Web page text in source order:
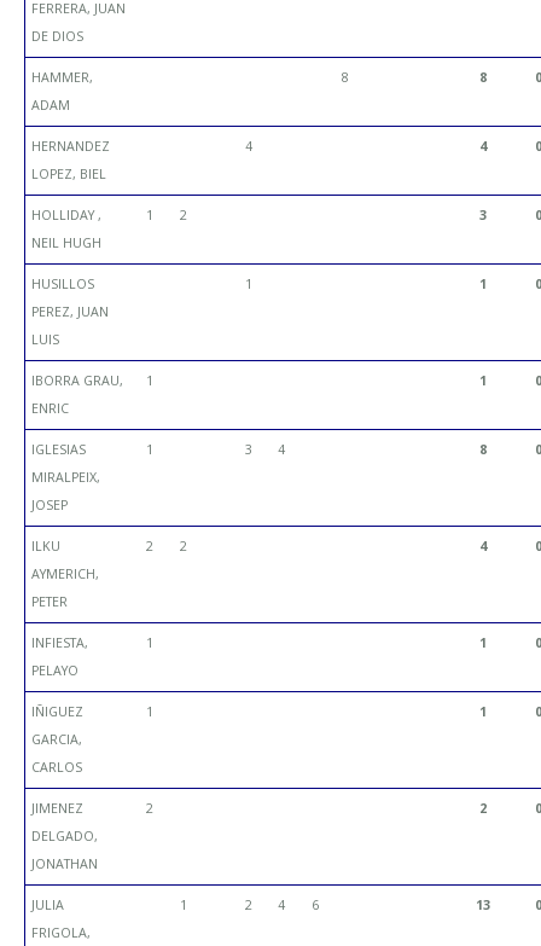
FERRERA, JUAN
DE DIOS
HAMMER,
ADAM
8 8 0
HERNANDEZ
LOPEZ, BIEL
4 4 0
HOLLIDAY ,
NEIL HUGH
1 2 3 0
HUSILLOS
PEREZ, JUAN
LUIS
1 1 0
IBORRA GRAU,
ENRIC
1 1 0
IGLESIAS
MIRALPEIX,
JOSEP
1 3 4 8 0
ILKU
AYMERICH,
PETER
2 2 4 0
INFIESTA,
PELAYO
1 1 0
IÑIGUEZ
GARCIA,
CARLOS
1 1 0
JIMENEZ
DELGADO,
JONATHAN
2 2 0
JULIA
FRIGOLA,
1 2 4 6 13 0